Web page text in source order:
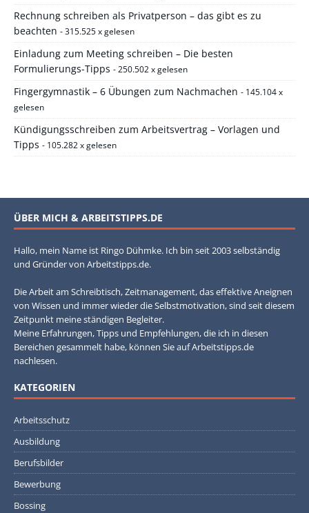
Rechnung schreiben als Privatperson – das gibt es zu
beachten - 315.525 x gelesen
Einladung zum Meeting schreiben – Die besten
Formulierungs-Tipps - 250.502 x gelesen
Fingergymnastik – 6 Übungen zum Nachmachen - 145.104 x
gelesen
Kündigungsschreiben zum Arbeitsvertrag – Vorlagen und
Tipps - 105.282 x gelesen
ÜBER MICH & ARBEITSTIPPS.DE
Hallo, mein Name ist Ringo Dühmke. Ich bin seit 2003 selbständig
und Gründer von Arbeitstipps.de.
Die Arbeit am Schreibtisch, Zeitmanagement, das effektive Aneignen
von Wissen und immer wieder die Selbstmotivation, sind seit diesem
Zeitpunkt meine ständigen Begleiter.
Meine Erfahrungen, Tipps und Empfehlungen, die ich in diesen
Bereichen gesammelt habe, können Sie auf Arbeitstipps.de
nachlesen.
KATEGORIEN
Arbeitsschutz
Ausbildung
Berufsbilder
Bewerbung
Bossing